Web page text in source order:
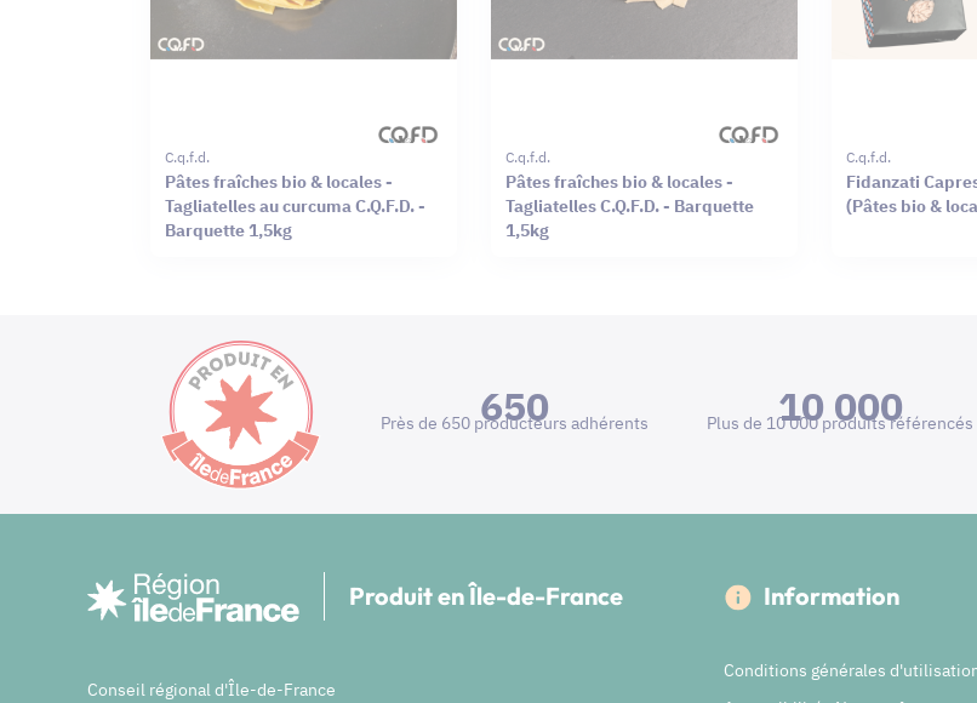
C.q.f.d.
Pâtes fraîches bio & locales -
Tagliatelles au curcuma C.Q.F.D. -
Barquette 1,5kg
C.q.f.d.
Pâtes fraîches bio & locales -
Tagliatelles C.Q.F.D. - Barquette
1,5kg
C.q.f.d.
Fidanzati
(Pâtes bio &
650
Près de 650 producteurs adhérents 10 000
Plus de 10 000 produits référencés
Produit en Île-de-France
Conseil régional d'Île-de-France
Information
Conditions générales